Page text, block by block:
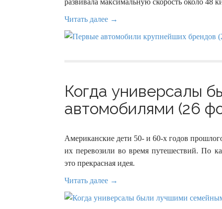
развивала максимальную скорость около 48
Читать далее →
Когда универсалы
автомобилями (26
Американские дети 50- и 60-х годов
их перевозили во время путешествий. По
это прекрасная идея.
Читать далее →